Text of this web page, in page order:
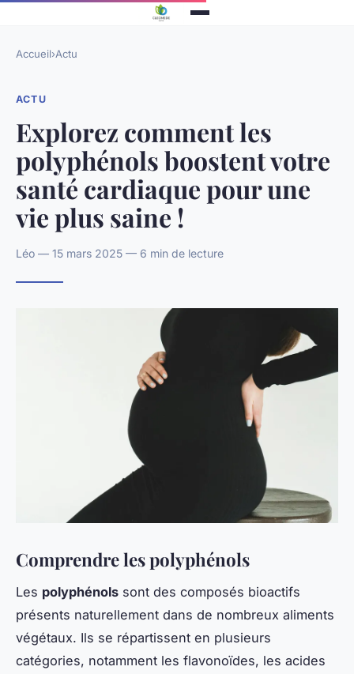
Accueil›Actu
ACTU
Explorez comment les
polyphénols boostent votre
santé cardiaque pour une
vie plus saine !
Léo — 15 mars 2025 — 6 min de lecture
Comprendre les polyphénols
Les polyphénols sont des composés bioactifs
présents naturellement dans de nombreux aliments
végétaux. Ils se répartissent en plusieurs
catégories, notamment les flavonoïdes, les acides